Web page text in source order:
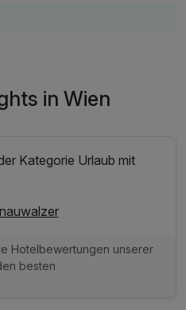
in Wien
Kategorie Urlaub mit
Hotelbewertungen unserer
besten